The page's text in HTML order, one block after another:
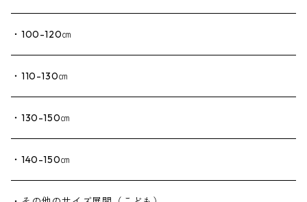
・100-120㎝
・110-130㎝
・130-150㎝
・140-150㎝